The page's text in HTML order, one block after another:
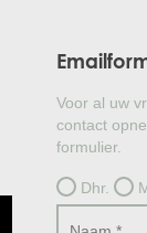
Voor al uw
contact
formulier.
Dhr.